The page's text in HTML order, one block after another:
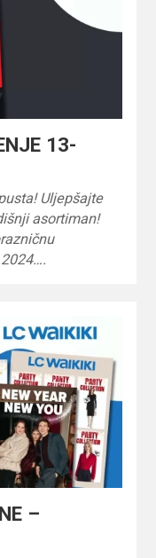
13-
Uljepšajte
asortiman!
–